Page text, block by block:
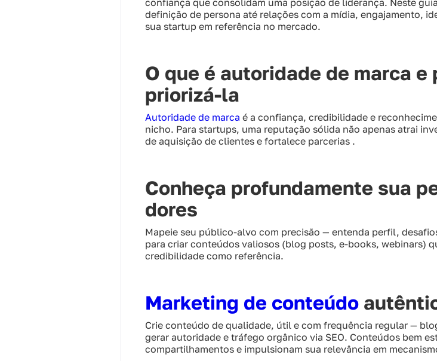
confiança que consolidam uma posição de liderança. Neste
definição de persona até relações com a mídia, engajamento,
sua startup em referência no mercado.
O que é autoridade de marca
priorizá-la
Autoridade de marca é a confiança, credibilidade e
nicho. Para startups, uma reputação sólida não apenas atrai
de aquisição de clientes e fortalece parcerias .
Conheça profundamente sua
dores
Mapeie seu público‑alvo com precisão — entenda perfil,
para criar conteúdos valiosos (blog posts, e‑books, webinars)
credibilidade como referência.
Marketing de conteúdo
Crie conteúdo de qualidade, útil e com frequência regular —
gerar autoridade e tráfego orgânico via SEO. Conteúdos bem
compartilhamentos e impulsionam sua relevância em